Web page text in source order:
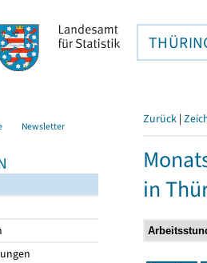
Newsletter Zurück |
in